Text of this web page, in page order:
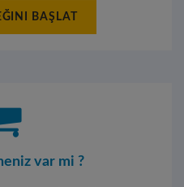
BAŞLAT
var mi ?